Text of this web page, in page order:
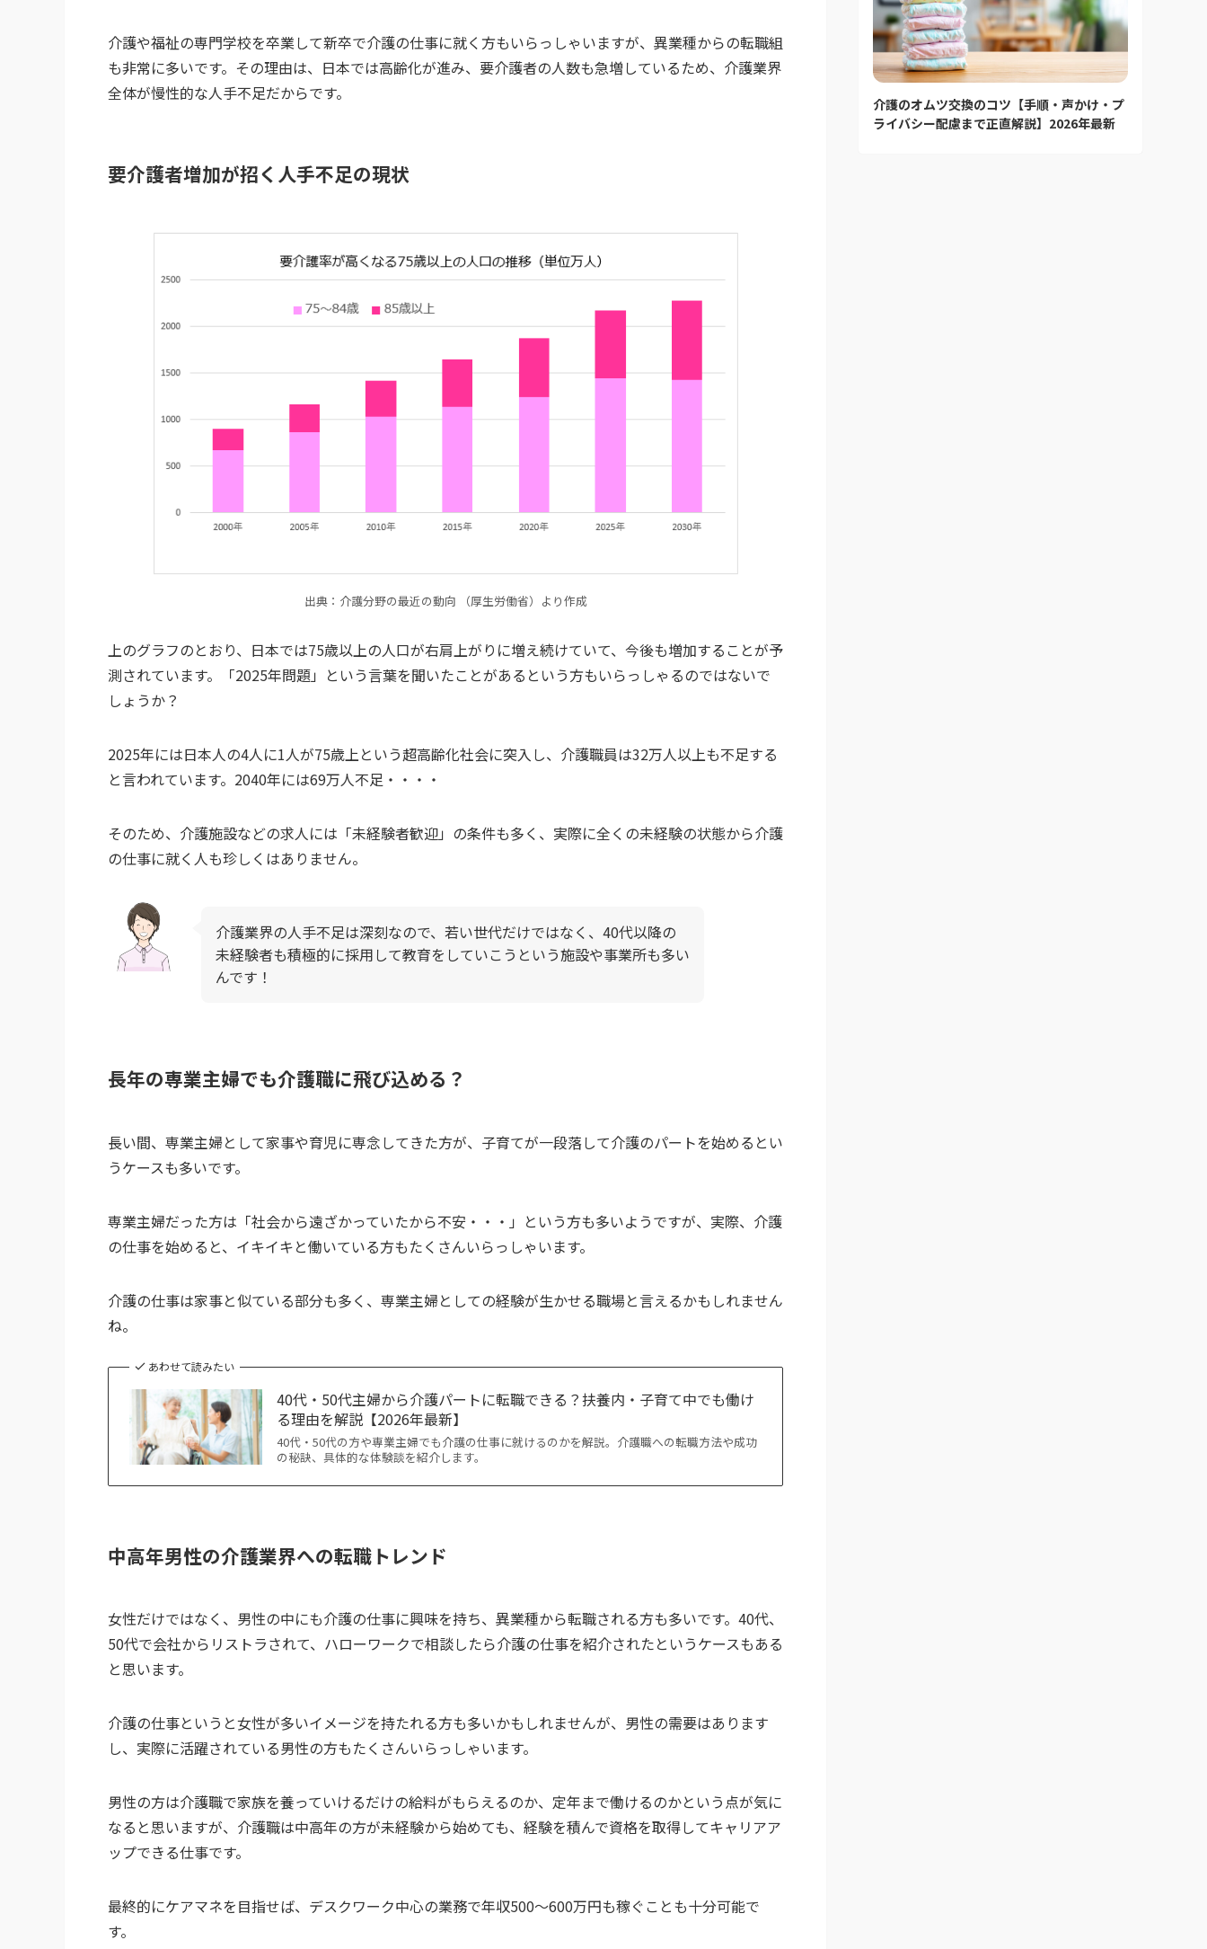
介護や福祉の専門学校を卒業して新卒で介護の仕事に就く方もいらっしゃいますが、異業種からの転職組
も非常に多いです。その理由は、日本では高齢化が進み、要介護者の人数も急増しているため、介護業界
全体が慢性的な人手不足だからです。
要介護者増加が招く人手不足の現状
出典：介護分野の最近の動向 （厚生労働省）より作成
上のグラフのとおり、日本では75歳以上の人口が右肩上がりに増え続けていて、今後も増加することが予
測されています。「2025年問題」という言葉を聞いたことがあるという方もいらっしゃるのではないで
しょうか？
2025年には日本人の4人に1人が75歳上という超高齢化社会に突入し、介護職員は32万人以上も不足する
と言われています。2040年には69万人不足・・・・
そのため、介護施設などの求人には「未経験者歓迎」の条件も多く、実際に全くの未経験の状態から介護
の仕事に就く人も珍しくはありません。
介護業界の人手不足は深刻なので、若い世代だけではなく、40代以降の
未経験者も積極的に採用して教育をしていこうという施設や事業所も多い
んです！
長年の専業主婦でも介護職に飛び込める？
長い間、専業主婦として家事や育児に専念してきた方が、子育てが一段落して介護のパートを始めるとい
うケースも多いです。
専業主婦だった方は「社会から遠ざかっていたから不安・・・」という方も多いようですが、実際、介護
の仕事を始めると、イキイキと働いている方もたくさんいらっしゃいます。
介護の仕事は家事と似ている部分も多く、専業主婦としての経験が生かせる職場と言えるかもしれません
ね。
あわせて読みたい
40代・50代主婦から介護パートに転職できる？扶養内・子育て中でも働け
る理由を解説【2026年最新】
40代・50代の方や専業主婦でも介護の仕事に就けるのかを解説。介護職への転職方法や成功
の秘訣、具体的な体験談を紹介します。
中高年男性の介護業界への転職トレンド
女性だけではなく、男性の中にも介護の仕事に興味を持ち、異業種から転職される方も多いです。40代、
50代で会社からリストラされて、ハローワークで相談したら介護の仕事を紹介されたというケースもある
と思います。
介護の仕事というと女性が多いイメージを持たれる方も多いかもしれませんが、男性の需要はあります
し、実際に活躍されている男性の方もたくさんいらっしゃいます。
男性の方は介護職で家族を養っていけるだけの給料がもらえるのか、定年まで働けるのかという点が気に
なると思いますが、介護職は中高年の方が未経験から始めても、経験を積んで資格を取得してキャリアア
ップできる仕事です。
最終的にケアマネを目指せば、デスクワーク中心の業務で年収500～600万円も稼ぐことも十分可能で
す。
介護のオムツ交換のコツ【手順・声かけ・プ
ライバシー配慮まで正直解説】2026年最新